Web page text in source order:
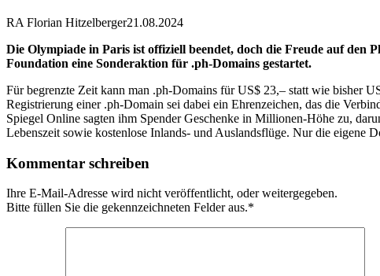
RA Florian Hitzelberger21.08.2024
Die Olympiade in Paris ist offiziell beendet, doch die Freude auf
Foundation eine Sonderaktion für .ph-Domains gestartet.
Für begrenzte Zeit kann man .ph-Domains für US$ 23,– statt wie bisher
Registrierung einer .ph-Domain sei dabei ein Ehrenzeichen, das die
Spiegel Online sagten ihm Spender Geschenke in Millionen-Höhe zu,
Lebenszeit sowie kostenlose Inlands- und Auslandsflüge. Nur die eigene
Kommentar schreiben
Ihre E-Mail-Adresse wird nicht veröffentlicht, oder weitergegeben.
Bitte füllen Sie die gekennzeichneten Felder aus.*